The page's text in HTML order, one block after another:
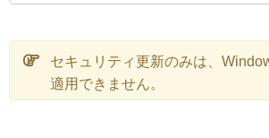
セキュリティ更新のみは、
適用できません。